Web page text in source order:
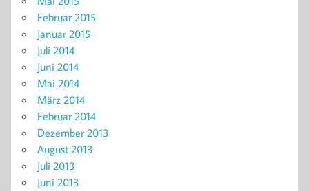
Februar 2015
Januar 2015
Juli 2014
Juni 2014
Mai 2014
März 2014
Februar 2014
Dezember 2013
August 2013
Juli 2013
Juni 2013